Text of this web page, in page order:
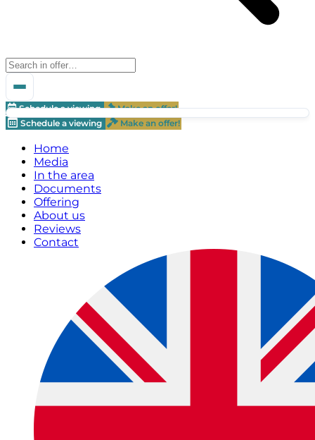
Schedule a viewing
Make an offer!
Schedule a viewing
Make an offer!
Home
Media
In the area
Documents
Offering
About us
Reviews
Contact